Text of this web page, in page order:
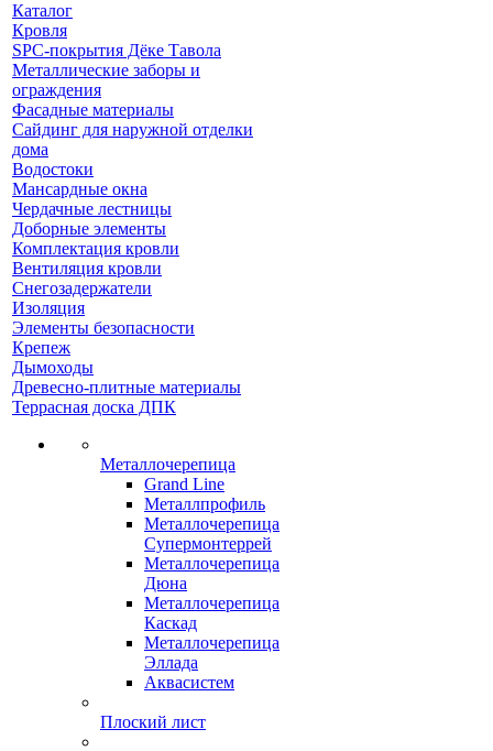
Каталог
Кровля
SPC-покрытия Дёке Тавола
Металлические заборы и
ограждения
Фасадные материалы
Сайдинг для наружной отделки
дома
Водостоки
Мансардные окна
Чердачные лестницы
Доборные элементы
Комплектация кровли
Вентиляция кровли
Снегозадержатели
Изоляция
Элементы безопасности
Крепеж
Дымоходы
Древесно-плитные материалы
Террасная доска ДПК
Металлочерепица
Grand Line
Металлпрофиль
Металлочерепица
Супермонтеррей
Металлочерепица
Дюна
Металлочерепица
Каскад
Металлочерепица
Эллада
Аквасистем
Плоский лист